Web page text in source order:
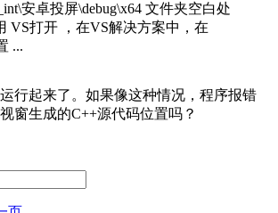
安卓投屏\debug\x64 文件夹空白处
VS打开 ，在VS解决方案中，在
...
行起来了。如果像这种情况，程序报错
窗生成的C++源代码位置吗？